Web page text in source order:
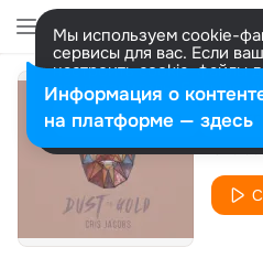
Мы используем cookie-
сервисы для вас. Если
настроить cookie-файлы
представитель. Больше
Разрешить все
Cris
Информация о
на платформе — здесь